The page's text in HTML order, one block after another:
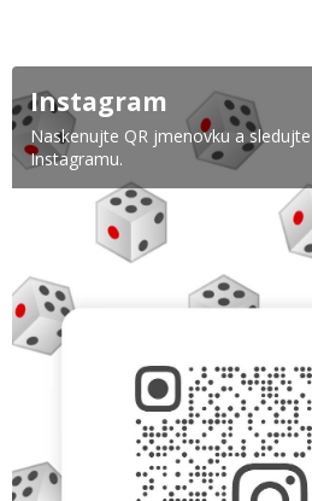
Instagram
Naskenujte QR jmenovku a
Instagramu.